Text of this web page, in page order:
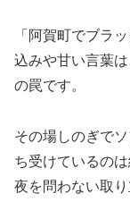
「阿賀町でブラ
込みや甘い言葉
の罠です。
その場しのぎで
ち受けているの
夜を問わない取り